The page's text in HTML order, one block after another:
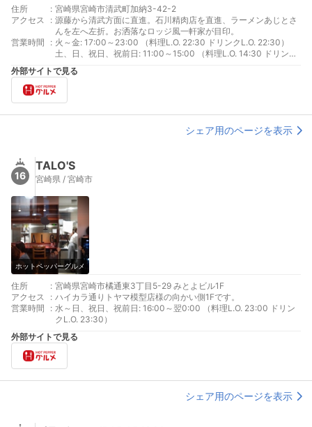
住所 : 宮崎県宮崎市清武町加納3-42-2
アクセス
: 源藤から清武方面に直進。石川精肉店を直進、ラーメンあじとさ
んを左へ左折。お洒落なロッジ風一軒家が目印。
営業時間
: 火～金: 17:00～23:00 （料理L.O. 22:30 ドリンクL.O. 22:30）
土、日、祝日、祝前日: 11:00～15:00 （料理L.O. 14:30 ドリンク
L.O. 14:30）17:00～23:00 （料理L.O. 22:30 ドリンクL.O.
22:30）
外部サイトで見る
シェア用のページを表示
16
TALO'S
宮崎県 / 宮崎市
ホットペッパーグルメ
住所 : 宮崎県宮崎市橘通東3丁目5-29 みとよビル1F
アクセス
: ハイカラ通りトヤマ模型店様の向かい側1Fです。
営業時間
: 水～日、祝日、祝前日: 16:00～翌0:00 （料理L.O. 23:00 ドリン
クL.O. 23:30）
外部サイトで見る
シェア用のページを表示